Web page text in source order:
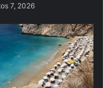
7, 2026